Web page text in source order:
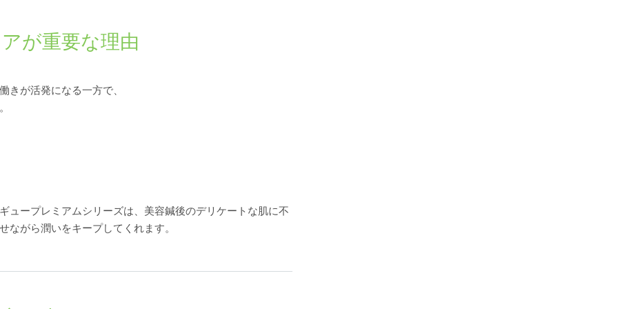
が重要な理由
きが活発になる一方で、
ュープレミアムシリーズは、美容鍼後のデリケートな肌に不
がら潤いをキープしてくれます。